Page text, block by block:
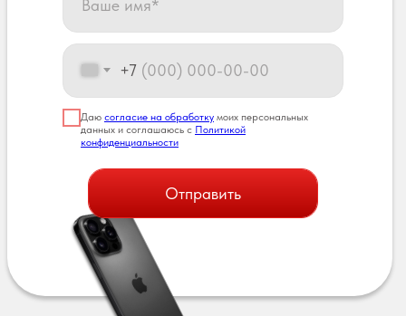
+7
Даю согласие на обработку моих персональных
данных и соглашаюсь с Политикой
конфиденциальности
Отправить